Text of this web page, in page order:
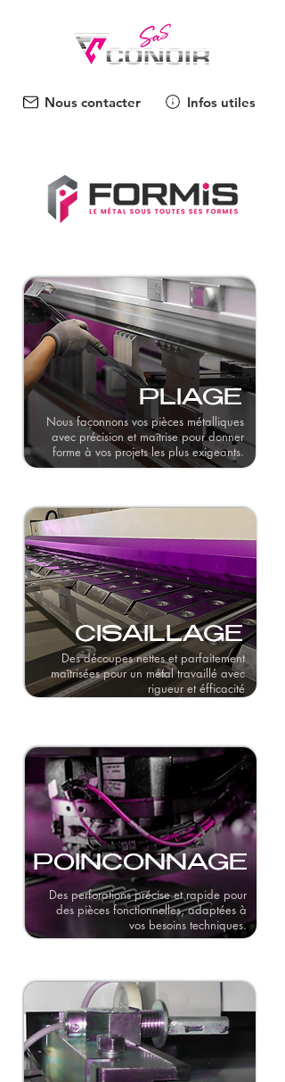
Nous contacter Infos utiles
PLIAGE
Nous façonnons vos pièces métalliques
avec précision et maîtrise pour donner
forme à vos projets les plus exigeants.
CISAILLAGE
Des découpes nettes et parfaitement
maîtrisées pour un métal travaillé avec
rigueur et éfficacité
POINCONNAGE
Des perforations précise et rapide pour
des pièces fonctionnelles, adaptées à
vos besoins techniques.